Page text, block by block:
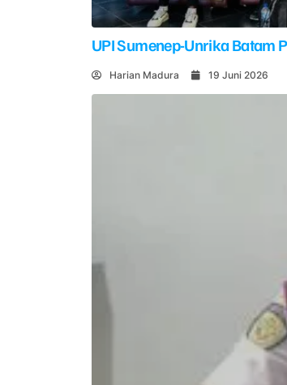
UPI Sumenep-Unrika Batam
Harian Madura 19 Juni 2026